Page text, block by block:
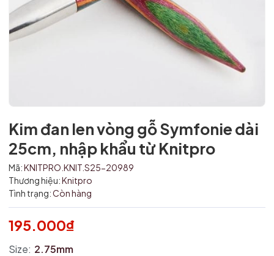
Kim đan len vòng gỗ Symfonie dài
25cm, nhập khẩu từ Knitpro
Mã:KNITPRO.KNIT.S25-20989
Thương hiệu:Knitpro
Tình trạng:Còn hàng
195.000₫
Size: 2.75mm
Mã giảm giá:
Ngày hết hạn:
Điều kiện: